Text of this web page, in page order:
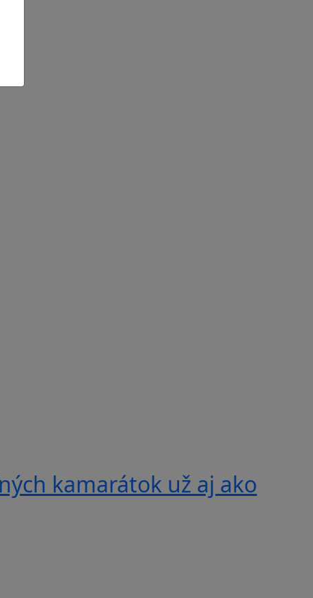
kamarátok už aj ako